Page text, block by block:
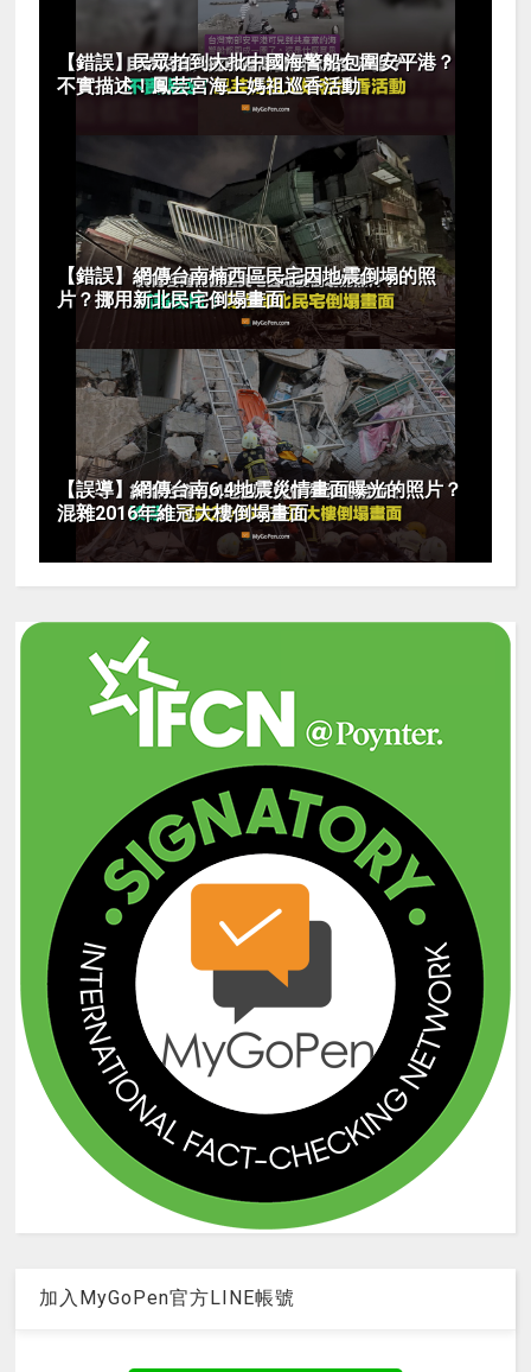
【錯誤】民眾拍到大批中國海警船包圍安平港？
不實描述！鳳芸宮海上媽祖巡香活動
【錯誤】網傳台南楠西區民宅因地震倒塌的照
片？挪用新北民宅倒塌畫面
【誤導】網傳台南6.4地震災情畫面曝光的照片？
混雜2016年維冠大樓倒塌畫面
加入MyGoPen官方LINE帳號